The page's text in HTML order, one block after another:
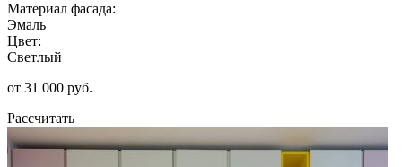
Материал фасада:
Эмаль
Цвет:
Светлый
от 31 000 руб.
Рассчитать